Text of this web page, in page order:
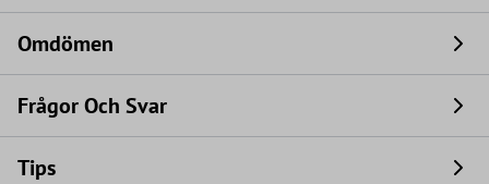
Omdömen
Frågor Och Svar
Tips